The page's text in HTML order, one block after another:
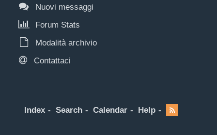
Nuovi messaggi
Forum Stats
Modalità archivio
Contattaci
Index Search Calendar Help